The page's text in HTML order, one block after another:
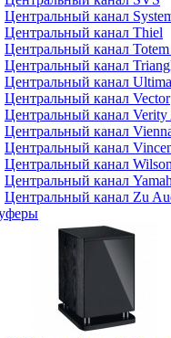
Центральный канал
Центральный канал Thiel
Центральный канал
Центральный канал
Центральный канал
Центральный канал Vector
Центральный канал
Центральный канал
Центральный канал
Центральный канал
Центральный канал
Центральный канал Zu